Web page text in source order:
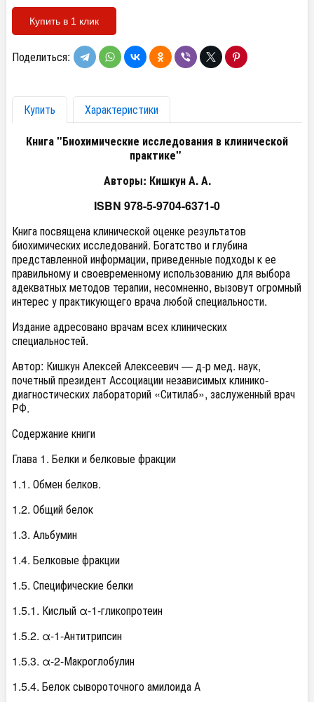
Купить в 1 клик
Поделиться:
Купить
Характеристики
Книга "Биохимические исследования в клинической
практике"
Авторы: Кишкун А. А.
ISBN 978-5-9704-6371-0
Книга посвящена клинической оценке результатов
биохимических исследований. Богатство и глубина
представленной информации, приведенные подходы к ее
правильному и своевременному использованию для выбора
адекватных методов терапии, несомненно, вызовут огромный
интерес у практикующего врача любой специальности.
Издание адресовано врачам всех клинических
специальностей.
Автор: Кишкун Алексей Алексеевич — д-р мед. наук,
почетный президент Ассоциации независимых клинико-
диагностических лабораторий «Ситилаб», заслуженный врач
РФ.
Содержание книги
Глава 1. Белки и белковые фракции
1.1. Обмен белков.
1.2. Общий белок
1.3. Альбумин
1.4. Белковые фракции
1.5. Специфические белки
1.5.1. Кислый α-1-гликопротеин
1.5.2. α-1-Антитрипсин
1.5.3. α-2-Макроглобулин
1.5.4. Белок сывороточного амилоида А